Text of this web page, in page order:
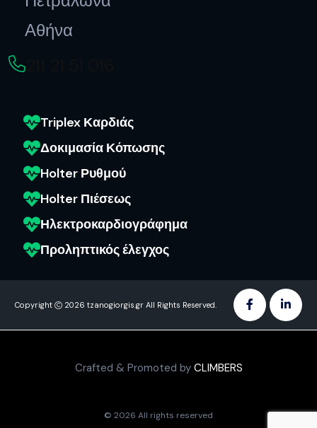
Αθήνα
Triplex Καρδιάς
Δοκιμασία Κόπωσης
Holter Ρυθμού
Holter Πιέσεως
Ηλεκτροκαρδιογράφημα
Προληπτικός έλεγχος
Copyright 2026 tzanogiorgis.gr All Rights Reserved.
Crafted & Promoted by CLIMBERS
© 2026 All rights reserved​